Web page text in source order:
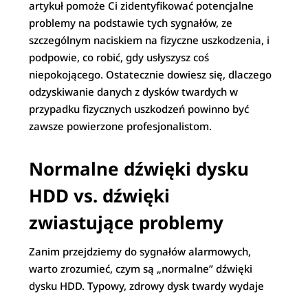
artykuł pomoże Ci zidentyfikować potencjalne
problemy na podstawie tych sygnałów, ze
szczególnym naciskiem na fizyczne uszkodzenia, i
podpowie, co robić, gdy usłyszysz coś
niepokojącego. Ostatecznie dowiesz się, dlaczego
odzyskiwanie danych z dysków twardych w
przypadku fizycznych uszkodzeń powinno być
zawsze powierzone profesjonalistom.
Normalne dźwięki dysku
HDD vs. dźwięki
zwiastujące problemy
Zanim przejdziemy do sygnałów alarmowych,
warto zrozumieć, czym są „normalne” dźwięki
dysku HDD. Typowy, zdrowy dysk twardy wydaje